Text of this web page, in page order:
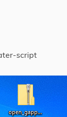
script